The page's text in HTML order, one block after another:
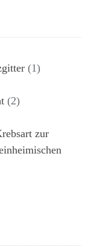
(1)
(2)
zur